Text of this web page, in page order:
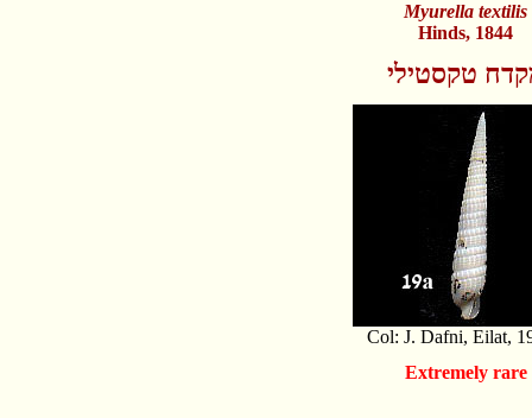
Myurella textilis
Hinds, 1844
טקסטילי
Col: J. Dafni, Eilat,
Extremely rare